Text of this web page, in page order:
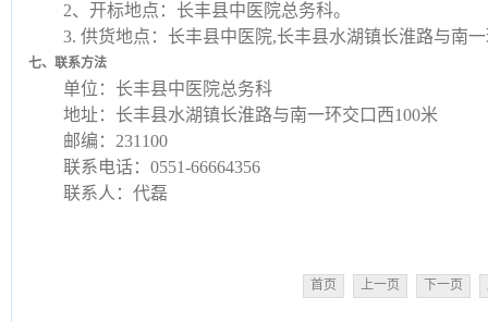
2、开标地点：长丰县中医院总务科。
3. 供货地点：长丰县中医院,长丰县水湖镇长淮路与南
七、联系方法
单位：长丰县中医院总务科
地址：长丰县水湖镇长淮路与南一环交口西100米
邮编： 231100
联系电话： 0551-66664356
联系人：代磊
首页 上一页 下一页